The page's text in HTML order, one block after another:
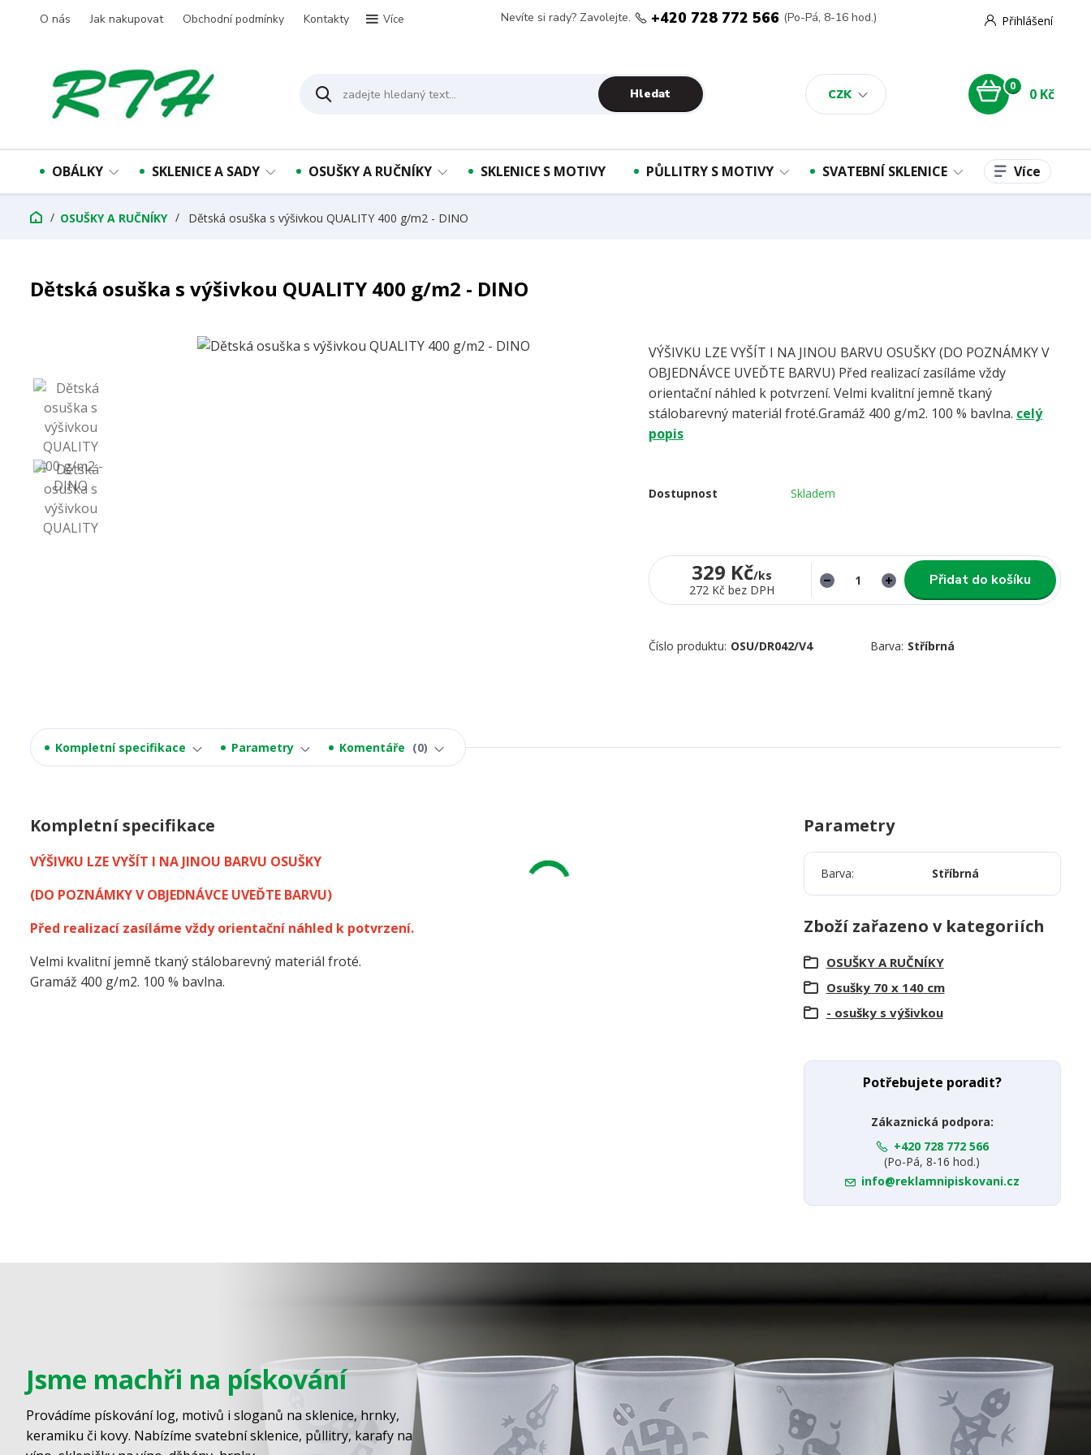
O nás Jak nakupovat Obchodní podmínky Kontakty Více
CZK
Přihlášení
Hledat
Nevíte si rady? Zavolejte. +420 728 772 566 (Po-Pá, 8-16 hod.)
0 0 Kč
OBÁLKY SKLENICE A SADY OSUŠKY A RUČNÍKY SKLENICE S MOTIVY PŮLLITRY S MOTIVY SVATEBNÍ SKLENICE Více
OSUŠKY A RUČNÍKY Dětská osuška s výšivkou QUALITY 400 g/m2 - DINO
Dětská osuška s výšivkou QUALITY 400 g/m2 - DINO
VÝŠIVKU LZE VYŠÍT I NA JINOU BARVU OSUŠKY (DO POZNÁMKY V
OBJEDNÁVCE UVEĎTE BARVU) Před realizací zasíláme vždy
orientační náhled k potvrzení. Velmi kvalitní jemně tkaný
stálobarevný materiál froté.Gramáž 400 g/m2. 100 % bavlna. celý
popis
Dostupnost Skladem
329 Kč/ks
272 Kč bez DPH
Přidat do košíku
Číslo produktu: OSU/DR042/V4 Barva: Stříbrná
Kompletní specifikace Parametry Komentáře 0
Kompletní specifikace
VÝŠIVKU LZE VYŠÍT I NA JINOU BARVU OSUŠKY
(DO POZNÁMKY V OBJEDNÁVCE UVEĎTE BARVU)
Před realizací zasíláme vždy orientační náhled k potvrzení.
Velmi kvalitní jemně tkaný stálobarevný materiál froté.
Gramáž 400 g/m2. 100 % bavlna.
Parametry
Barva Stříbrná
Zboží zařazeno v kategoriích
OSUŠKY A RUČNÍKY
Osušky 70 x 140 cm
- osušky s výšivkou
Potřebujete poradit?
Zákaznická podpora:
+420 728 772 566
(Po-Pá, 8-16 hod.)
info@reklamnipiskovani.cz
Jsme machři na pískování
Provádíme pískování log, motivů i sloganů na sklenice, hrnky,
keramiku či kovy. Nabízíme svatební sklenice, půllitry, karafy na